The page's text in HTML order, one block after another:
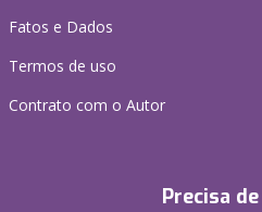
Fatos e Dados
Termos de uso
Contrato com o Autor
Precisa